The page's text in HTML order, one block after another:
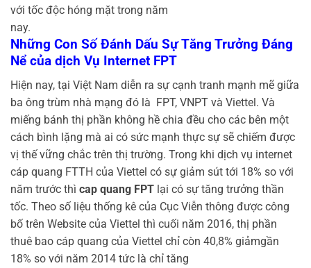
với tốc độc hóng mặt trong năm
nay.
Những Con Số Đánh Dấu Sự Tăng Trưởng Đáng
Nể của dịch Vụ Internet FPT
Hiện nay, tại Việt Nam diễn ra sự cạnh tranh mạnh mẽ giữa
ba ông trùm nhà mạng đó là FPT, VNPT và Viettel. Và
miếng bánh thị phần không hề chia đều cho các bên một
cách bình lặng mà ai có sức mạnh thực sự sẽ chiếm được
vị thế vững chắc trên thị trường. Trong khi dịch vụ internet
cáp quang FTTH của Viettel có sự giảm sút tới 18% so với
năm trước thì cap quang FPT lại có sự tăng trưởng thần
tốc. Theo số liệu thống kê của Cục Viễn thông được công
bố trên Website của Viettel thì cuối năm 2016, thị phần
thuê bao cáp quang của Viettel chỉ còn 40,8% giảmgần
18% so với năm 2014 tức là chỉ tăng